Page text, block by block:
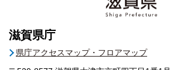
滋賀県庁
県庁アクセスマップ・フロアマップ